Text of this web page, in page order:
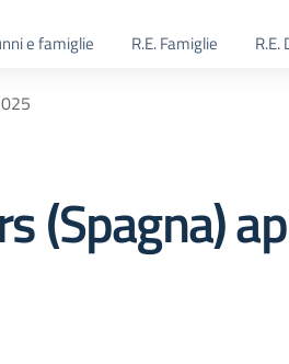
e famiglie R.E. Famiglie R.E.
(Spagna)